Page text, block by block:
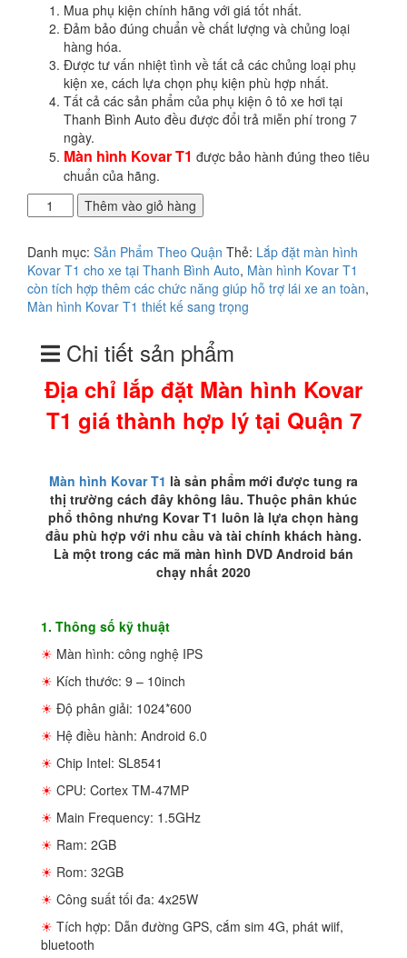
6.000.000₫.là:
5.900.000₫.
Mua phụ kiện chính hãng với giá tốt nhất.
Đảm bảo đúng chuẩn về chất lượng và chủng loại
hàng hóa.
Được tư vấn nhiệt tình về tất cả các chủng loại phụ
kiện xe, cách lựa chọn phụ kiện phù hợp nhất.
Tất cả các sản phẩm của phụ kiện ô tô xe hơi tại
Thanh Bình Auto đều được đổi trả miễn phí trong 7
ngày.
Màn hình Kovar T1 được bảo hành đúng theo tiêu
chuẩn của hãng.
chỉ
đặt
Màn
hình
Kovar
giá
thành
hợp
lượng
Thêm vào giỏ hàng
Danh mục: Sản Phẩm Theo Quận Thẻ: Lắp đặt màn hình
Kovar T1 cho xe tại Thanh Bình Auto, Màn hình Kovar T1
còn tích hợp thêm các chức năng giúp hỗ trợ lái xe an toàn,
Màn hình Kovar T1 thiết kế sang trọng
Chi tiết sản phẩm
Địa chỉ lắp đặt Màn hình Kovar
T1 giá thành hợp lý tại Quận 7
Màn hình Kovar T1 là sản phẩm mới được tung ra
thị trường cách đây không lâu. Thuộc phân khúc
phổ thông nhưng Kovar T1 luôn là lựa chọn hàng
đầu phù hợp với nhu cầu và tài chính khách hàng.
Là một trong các mã màn hình DVD Android bán
chạy nhất 2020
1. Thông số kỹ thuật
☀ Màn hình: công nghệ IPS
☀ Kích thước: 9 – 10inch
☀ Độ phân giải: 1024*600
☀ Hệ điều hành: Android 6.0
☀ Chip Intel: SL8541
☀ CPU: Cortex TM-47MP
☀ Main Frequency: 1.5GHz
☀ Ram: 2GB
☀ Rom: 32GB
☀ Công suất tối đa: 4x25W
☀ Tích hợp: Dẫn đường GPS, cắm sim 4G, phát wiif,
bluetooth